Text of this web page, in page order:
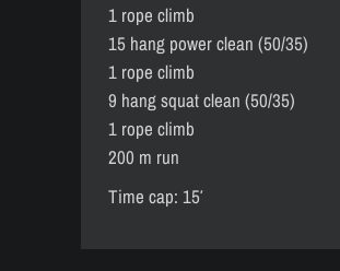
1 rope climb
15 hang power clean (50/35)
1 rope climb
9 hang squat clean (50/35)
1 rope climb
200 m run
Time cap: 15′